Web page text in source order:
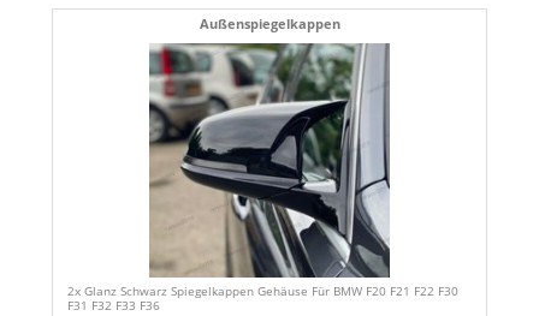
Außenspiegelkappen
2x Glanz Schwarz Spiegelkappen Gehäuse Für BMW F20 F21 F22 F30
F31 F32 F33 F36